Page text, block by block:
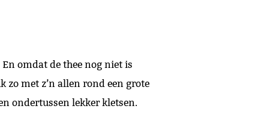
omdat de thee nog niet is
zo met z’n allen rond een grote
ondertussen lekker kletsen.